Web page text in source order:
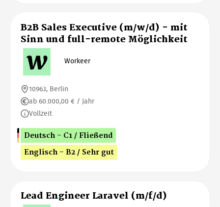
B2B Sales Executive (m/w/d) - mit
Sinn und full-remote Möglichkeit
Workeer
10963, Berlin
ab 60.000,00 € / Jahr
Vollzeit
Deutsch - C1 / Fließend
Englisch - B2 / Sehr gut
Lead Engineer Laravel (m/f/d)